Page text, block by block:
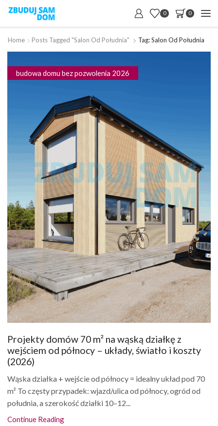
0 0
Home Posts Tagged "salon Od Południa" Tag: Salon Od Południa
budowa domu bez pozwolenia 2026
Projekty domów 70 m² na wąską działkę z
wejściem od północy – układy, światło i koszty
(2026)
Wąska działka + wejście od północy = idealny układ pod 70
m² To częsty przypadek: wjazd/ulica od północy, ogród od
południa, a szerokość działki 10–12...
Continue Reading